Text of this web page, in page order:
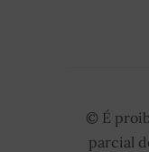
© É
parcial